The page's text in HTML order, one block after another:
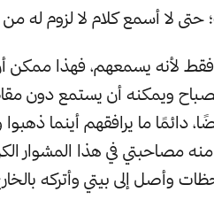
حتى لا أسمع كلام لا لزوم له
فقط لأنه يسمعهم، فهذا ممكن
ويمكنه أن يستمع دون
دائمًا ما يرافقهم أينما
منه مصاحبتي في هذا المشوار
وأصل إلى بيتي وأتركه